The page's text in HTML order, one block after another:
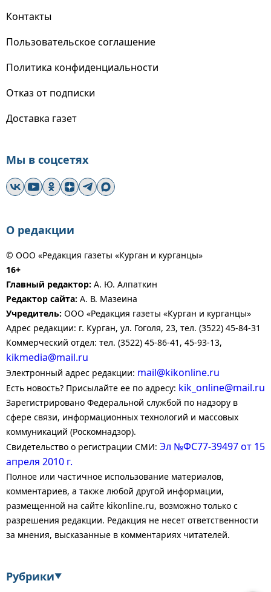
Контакты
Пользовательское соглашение
Политика конфиденциальности
Отказ от подписки
Доставка газет
Мы в соцсетях
О редакции
© ООО «Редакция газеты «Курган и курганцы»
16+
Главный редактор: А. Ю. Алпаткин
Редактор сайта: А. В. Мазеина
Учредитель: ООО «Редакция газеты «Курган и курганцы»
Адрес редакции: г. Курган, ул. Гоголя, 23, тел. (3522) 45-84-31
Коммерческий отдел: тел. (3522) 45-86-41, 45-93-13,
kikmedia@mail.ru
Электронный адрес редакции: mail@kikonline.ru
Есть новость? Присылайте ее по адресу: kik_online@mail.ru
Зарегистрировано Федеральной службой по надзору в
сфере связи, информационных технологий и массовых
коммуникаций (Роскомнадзор).
Свидетельство о регистрации СМИ: Эл №ФС77-39497 от 15
апреля 2010 г.
Полное или частичное использование материалов,
комментариев, а также любой другой информации,
размещенной на сайте kikonline.ru, возможно только с
разрешения редакции. Редакция не несет ответственности
за мнения, высказанные в комментариях читателей.
Рубрики▼